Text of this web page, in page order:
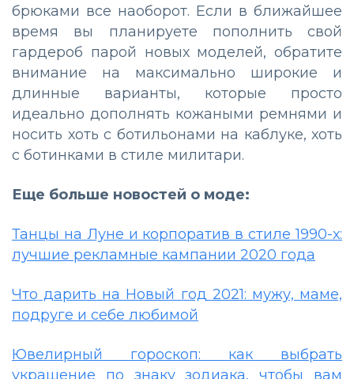
брюками все наоборот. Если в ближайшее
время вы планируете пополнить свой
гардероб парой новых моделей, обратите
внимание на максимально широкие и
длинные варианты, которые просто
идеально дополнять кожаными ремнями и
носить хоть с ботильонами на каблуке, хоть
с ботинками в стиле милитари.
Еще больше новостей о моде:
Танцы на Луне и корпоратив в стиле 1990-х:
лучшие рекламные кампании 2020 года
Что дарить на Новый год 2021: мужу, маме,
подруге и себе любимой
Ювелирный гороскоп: как выбрать
украшение по знаку зодиака, чтобы вам